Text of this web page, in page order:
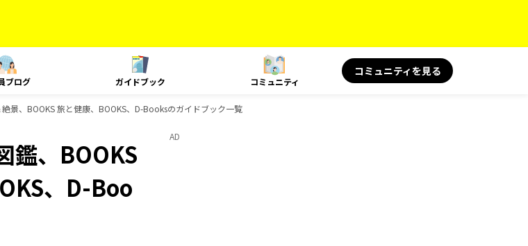
ブログ ガイドブック コミュニティ
コミュニティを見る
景、BOOKS 旅と健康、BOOKS、D-Booksのガイドブック一覧
鑑、BOOKS
、D-Boo
AD